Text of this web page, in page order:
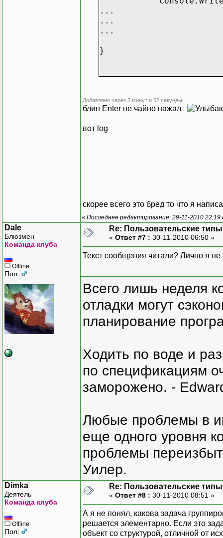
...
...
...
}
Добавлено через 5 минут и 52 секунды:
блин Enter не чайно нажал
вот log
скорее всего это бред то что я
« Последнее редактирование: 29-11-2010 22:19
Dale
Блюзмен
Команда клуба
Offline
Пол:
Re: Пользовательские
« Ответ #7 : 30-11-2010 06:50 »
Текст сообщения читали? Лично я
Всего лишь неделя
отладки могут
планирование
Ходить по воде и
по спецификациям
заморожено. -
Любые проблемы в
еще одного уровня
проблемы
Уилер.
Dimka
Деятель
Команда клуба
Offline
Пол:
Re: Пользовательские
« Ответ #8 : 30-11-2010 08:51 »
А я не понял, какова задача
решается элементарно. Если это
объект со структурой, отличной от